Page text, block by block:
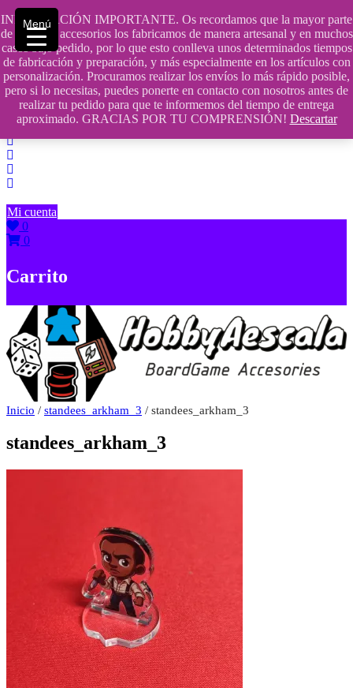
INFORMACIÓN IMPORTANTE. Os recordamos que la mayor parte
de nuestros accesorios los fabricamos de manera artesanal y en muchos
casos bajo pedido, por lo que esto conlleva unos determinados tiempos
de fabricación y preparación, y más especialmente en los artículos con
personalización. Procuramos realizar los envíos lo más rápido posible,
pero si lo necesitas, puedes ponerte en contacto con nosotros antes de
realizar tu pedido para que te informemos del tiempo de entrega
aproximado. GRACIAS POR TU COMPRENSIÓN! Descartar
Saltar
contenido
609241475 SOLO DE 10:00 a 14:00
info@hobbyaescala.com
San Fernando de Henares
10:00 - 14:00
Mi cuenta
0
0
Carrito
Inicio / standees_arkham_3 / standees_arkham_3
standees_arkham_3
Menú